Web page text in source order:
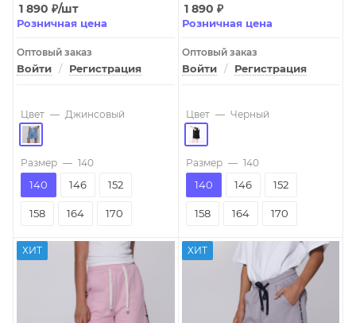
1 890 ₽/шт
Розничная цена
Оптовый заказ
Войти / Регистрация
Цвет — Джинсовый
Размер — 140
140 146 152
158 164 170
1 890 ₽
Розничная цена
Оптовый заказ
Войти / Регистрация
Цвет — Черный
Размер — 140
140 146 152
158 164 170
ХИТ ХИТ